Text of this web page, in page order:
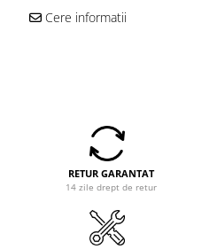
Cere informatii
RETUR GARANTAT
14 zile drept de retur